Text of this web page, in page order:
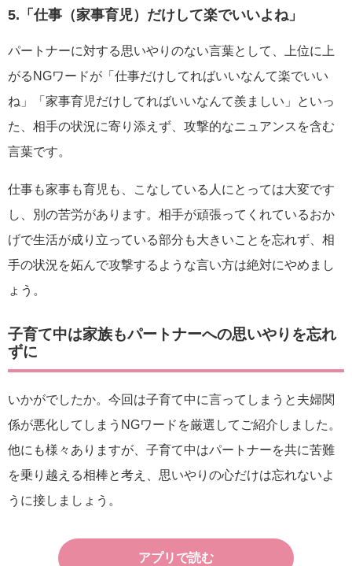
5.「仕事（家事育児）だけして楽でいいよね」
パートナーに対する思いやりのない言葉として、上位に上
がるNGワードが「仕事だけしてればいいなんて楽でいい
ね」「家事育児だけしてればいいなんて羨ましい」といっ
た、相手の状況に寄り添えず、攻撃的なニュアンスを含む
言葉です。
仕事も家事も育児も、こなしている人にとっては大変です
し、別の苦労があります。相手が頑張ってくれているおか
げで生活が成り立っている部分も大きいことを忘れず、相
手の状況を妬んで攻撃するような言い方は絶対にやめまし
ょう。
子育て中は家族もパートナーへの思いやりを忘れ
ずに
いかがでしたか。今回は子育て中に言ってしまうと夫婦関
係が悪化してしまうNGワードを厳選してご紹介しました。
他にも様々ありますが、子育て中はパートナーを共に苦難
を乗り越える相棒と考え、思いやりの心だけは忘れないよ
うに接しましょう。
アプリで読む